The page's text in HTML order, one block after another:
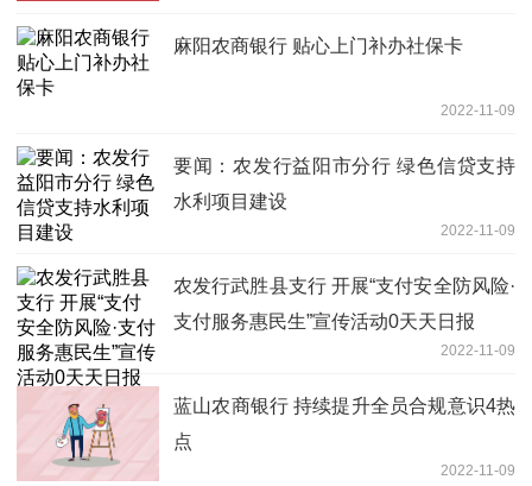
麻阳农商银行 贴心上门补办社保卡
2022-11-09
要闻：农发行益阳市分行 绿色信贷支持
水利项目建设
2022-11-09
农发行武胜县支行 开展“支付安全防风险·
支付服务惠民生”宣传活动0天天日报
2022-11-09
蓝山农商银行 持续提升全员合规意识4热
点
2022-11-09